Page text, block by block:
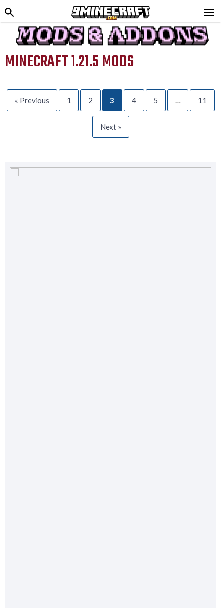
MINECRAFT 1.21.5 MODS
« Previous 1 2 3 4 5 … 11
Next »